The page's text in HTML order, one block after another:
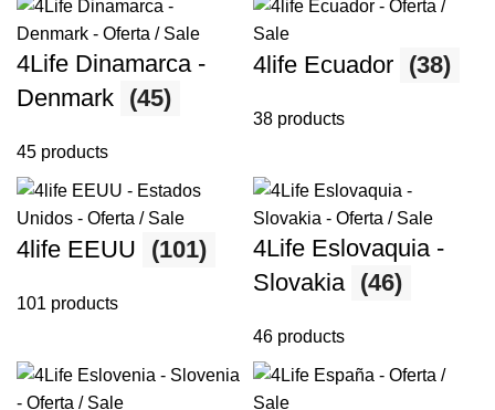
4Life Dinamarca -
Denmark (45)
45 products
4life Ecuador (38)
38 products
4life EEUU (101)
101 products
4Life Eslovaquia -
Slovakia (46)
46 products